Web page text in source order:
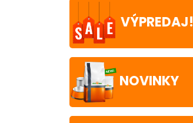
VÝPREDAJ!
NOVINKY